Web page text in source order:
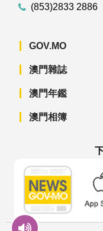
(853)2833 2886
GOV.MO
澳門雜誌
澳門年鑑
澳門相簿